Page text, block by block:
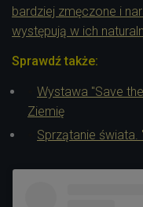
bardziej zmęczone i
występują w ich
Sprawdź także:
Wystawa "Save
Ziemię
Sprzątanie świata.